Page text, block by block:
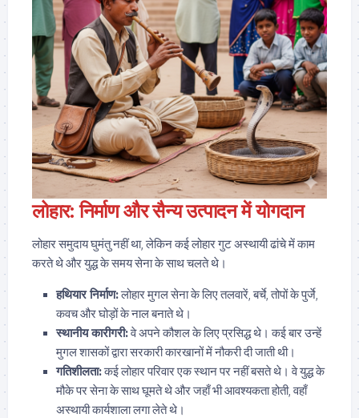
लोहार: निर्माण और सैन्य उत्पादन में योगदान
लोहार समुदाय घुमंतु नहीं था, लेकिन कई लोहार गुट अस्थायी ढांचे में काम
करते थे और युद्ध के समय सेना के साथ चलते थे।
हथियार निर्माण:लोहार मुगल सेना के लिए तलवारें, बर्चे, तोपों के पुर्जे,
कवच और घोड़ों के नाल बनाते थे।
स्थानीय कारीगरी:वे अपने कौशल के लिए प्रसिद्ध थे। कई बार उन्हें
मुगल शासकों द्वारा सरकारी कारखानों में नौकरी दी जाती थी।
गतिशीलता:कई लोहार परिवार एक स्थान पर नहीं बसते थे। वे युद्ध के
मौके पर सेना के साथ घूमते थे और जहाँ भी आवश्यकता होती, वहाँ
अस्थायी कार्यशाला लगा लेते थे।